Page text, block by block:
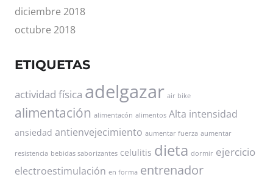
diciembre 2018
octubre 2018
ETIQUETAS
actividad física adelgazar air bike
alimentación alimentacón alimentos Alta intensidad
ansiedad antienvejecimiento aumentar fuerza aumentar
resistencia bebidas saborizantes celulitis dieta dormir ejercicio
electroestimulación en forma entrenador